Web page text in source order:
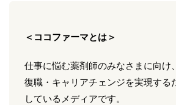
＜ココファーマとは＞
仕事に悩む薬剤師のみなさまに向け
復職・キャリアチェンジを実現する
しているメディアです。